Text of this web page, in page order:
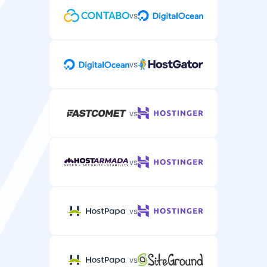
Pagalba telefonu sudėtingiems WordPress talpinimo
valandų
vs
vs
vs
vs
vs
vs